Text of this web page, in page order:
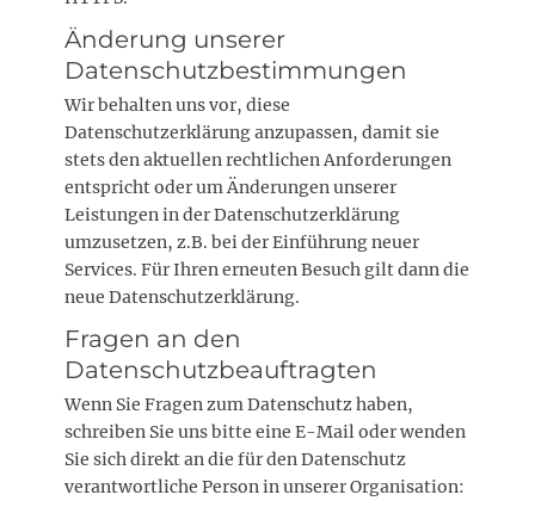
Änderung unserer
Datenschutzbestimmungen
Wir behalten uns vor, diese
Datenschutzerklärung anzupassen, damit sie
stets den aktuellen rechtlichen Anforderungen
entspricht oder um Änderungen unserer
Leistungen in der Datenschutzerklärung
umzusetzen, z.B. bei der Einführung neuer
Services. Für Ihren erneuten Besuch gilt dann die
neue Datenschutzerklärung.
Fragen an den
Datenschutzbeauftragten
Wenn Sie Fragen zum Datenschutz haben,
schreiben Sie uns bitte eine E-Mail oder wenden
Sie sich direkt an die für den Datenschutz
verantwortliche Person in unserer Organisation: